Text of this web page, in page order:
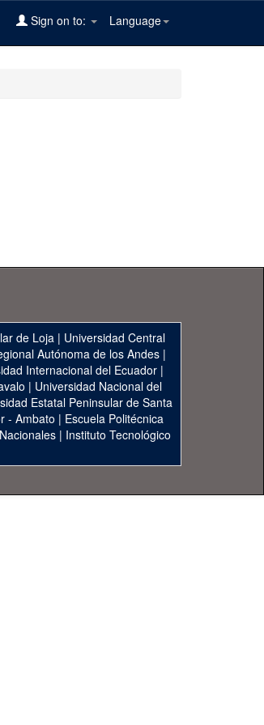
Language
Sign on to:
de Loja | Universidad Central
Autónoma de los Andes|
Internacional del Ecuador|
| Universidad Nacional del
Estatal Peninsular de Santa
- Ambato | Escuela Politécnica
| Instituto Tecnológico